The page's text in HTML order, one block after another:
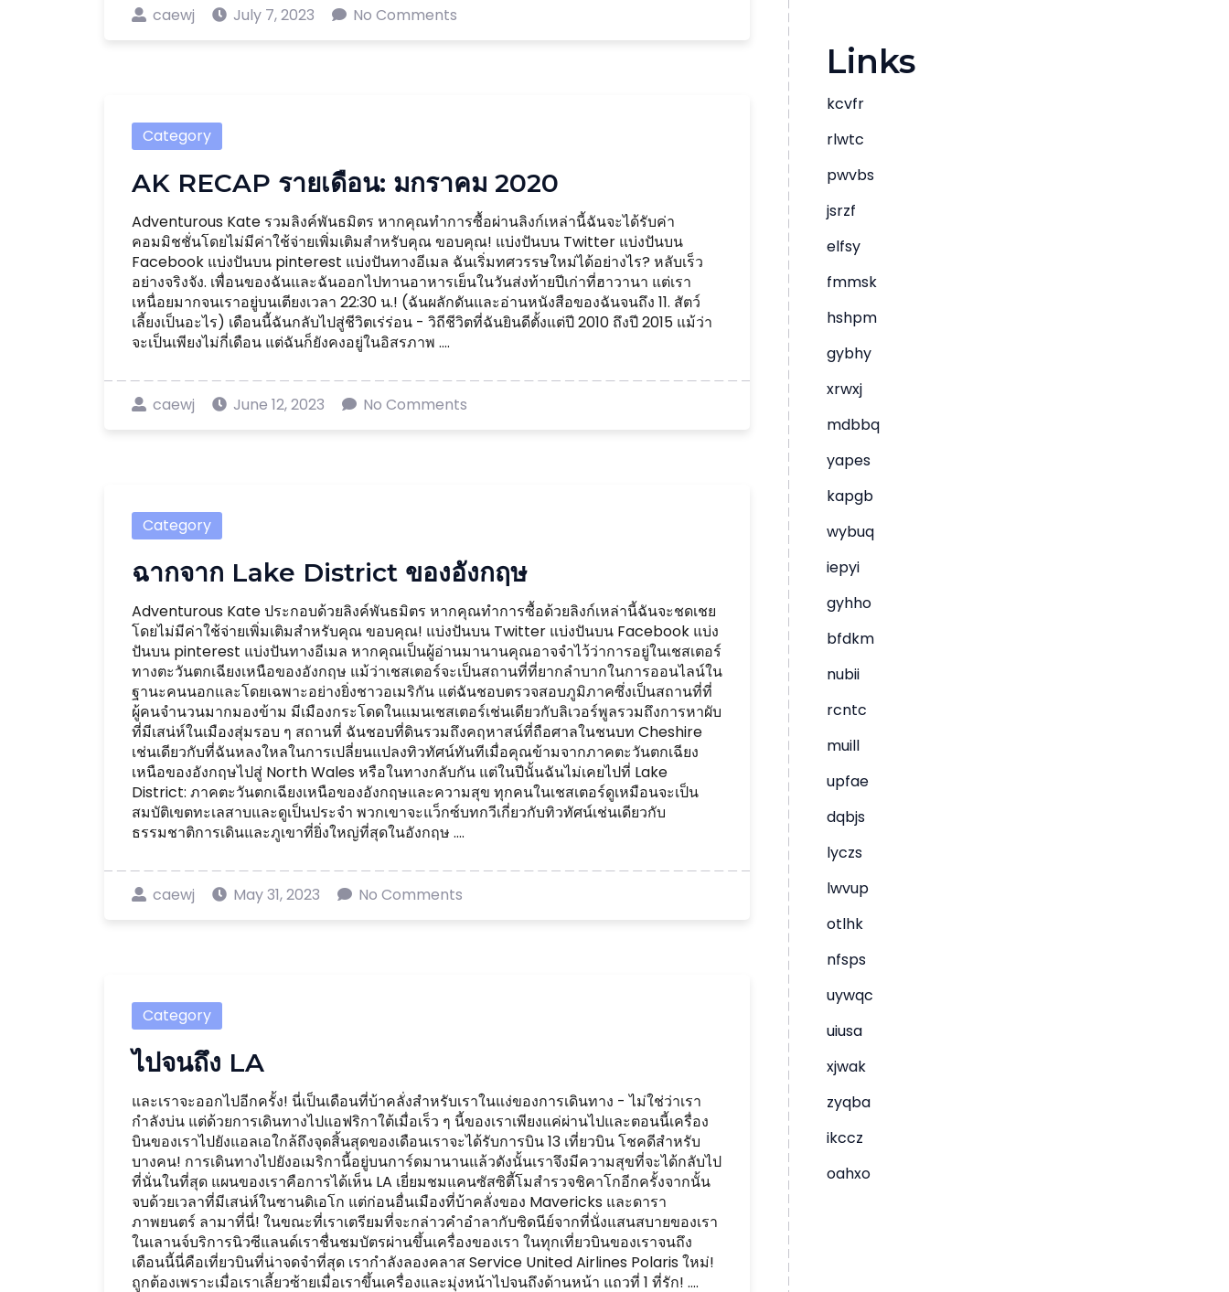
caewj July 7, 2023 No Comments
Category
AK RECAP รายเดือน: มกราคม 2020
Adventurous Kate รวมลิงค์พันธมิตร หากคุณทำการซื้อผ่านลิงก์เหล่านี้ฉันจะได้รับค่า
คอมมิชชั่นโดยไม่มีค่าใช้จ่ายเพิ่มเติมสำหรับคุณ ขอบคุณ! แบ่งปันบน Twitter แบ่งปันบน
Facebook แบ่งปันบน pinterest แบ่งปันทางอีเมล ฉันเริ่มทศวรรษใหม่ได้อย่างไร? หลับเร็ว
อย่างจริงจัง. เพื่อนของฉันและฉันออกไปทานอาหารเย็นในวันส่งท้ายปีเก่าที่ฮาวานา แต่เรา
เหนื่อยมากจนเราอยู่บนเตียงเวลา 22:30 น.! (ฉันผลักดันและอ่านหนังสือของฉันจนถึง 11. สัตว์
เลี้ยงเป็นอะไร) เดือนนี้ฉันกลับไปสู่ชีวิตเร่ร่อน - วิถีชีวิตที่ฉันยินดีตั้งแต่ปี 2010 ถึงปี 2015 แม้ว่า
จะเป็นเพียงไม่กี่เดือน แต่ฉันก็ยังคงอยู่ในอิสรภาพ ....
caewj June 12, 2023 No Comments
Category
ฉากจาก Lake District ของอังกฤษ
Adventurous Kate ประกอบด้วยลิงค์พันธมิตร หากคุณทำการซื้อด้วยลิงก์เหล่านี้ฉันจะชดเชย
โดยไม่มีค่าใช้จ่ายเพิ่มเติมสำหรับคุณ ขอบคุณ! แบ่งปันบน Twitter แบ่งปันบน Facebook แบ่ง
ปันบน pinterest แบ่งปันทางอีเมล หากคุณเป็นผู้อ่านมานานคุณอาจจำไว้ว่าการอยู่ในเชสเตอร์
ทางตะวันตกเฉียงเหนือของอังกฤษ แม้ว่าเชสเตอร์จะเป็นสถานที่ที่ยากลำบากในการออนไลน์ใน
ฐานะคนนอกและโดยเฉพาะอย่างยิ่งชาวอเมริกัน แต่ฉันชอบตรวจสอบภูมิภาคซึ่งเป็นสถานที่ที่
ผู้คนจำนวนมากมองข้าม มีเมืองกระโดดในแมนเชสเตอร์เช่นเดียวกับลิเวอร์พูลรวมถึงการหาผับ
ที่มีเสน่ห์ในเมืองสุ่มรอบ ๆ สถานที่ ฉันชอบที่ดินรวมถึงคฤหาสน์ที่ถือศาลในชนบท Cheshire
เช่นเดียวกับที่ฉันหลงใหลในการเปลี่ยนแปลงทิวทัศน์ทันทีเมื่อคุณข้ามจากภาคตะวันตกเฉียง
เหนือของอังกฤษไปสู่ ​​North Wales หรือในทางกลับกัน แต่ในปีนั้นฉันไม่เคยไปที่ Lake
District: ภาคตะวันตกเฉียงเหนือของอังกฤษและความสุข ทุกคนในเชสเตอร์ดูเหมือนจะเป็น
สมบัติเขตทะเลสาบและดูเป็นประจำ พวกเขาจะแว็กซ์บทกวีเกี่ยวกับทิวทัศน์เช่นเดียวกับ
ธรรมชาติการเดินและภูเขาที่ยิ่งใหญ่ที่สุดในอังกฤษ ....
caewj May 31, 2023 No Comments
Category
ไปจนถึง LA
และเราจะออกไปอีกครั้ง! นี่เป็นเดือนที่บ้าคลั่งสำหรับเราในแง่ของการเดินทาง - ไม่ใช่ว่าเรา
กำลังบ่น แต่ด้วยการเดินทางไปแอฟริกาใต้เมื่อเร็ว ๆ นี้ของเราเพียงแค่ผ่านไปและตอนนี้เครื่อง
บินของเราไปยังแอลเอใกล้ถึงจุดสิ้นสุดของเดือนเราจะได้รับการบิน 13 เที่ยวบิน โชคดีสำหรับ
บางคน! การเดินทางไปยังอเมริกานี้อยู่บนการ์ดมานานแล้วดังนั้นเราจึงมีความสุขที่จะได้กลับไป
ที่นั่นในที่สุด แผนของเราคือการได้เห็น LA เยี่ยมชมแคนซัสซิตี้โมสำรวจชิคาโกอีกครั้งจากนั้น
จบด้วยเวลาที่มีเสน่ห์ในซานดิเอโก แต่ก่อนอื่นเมืองที่บ้าคลั่งของ Mavericks และดารา
ภาพยนตร์ ลามาที่นี่! ในขณะที่เราเตรียมที่จะกล่าวคำอำลากับซิดนีย์จากที่นั่งแสนสบายของเรา
ในเลานจ์บริการนิวซีแลนด์เราชื่นชมบัตรผ่านขึ้นเครื่องของเรา ในทุกเที่ยวบินของเราจนถึง
เดือนนี้นี่คือเที่ยวบินที่น่าจดจำที่สุด เรากำลังลองคลาส Service United Airlines Polaris ใหม่!
ถูกต้องเพราะเมื่อเราเลี้ยวซ้ายเมื่อเราขึ้นเครื่องและมุ่งหน้าไปจนถึงด้านหน้า แถวที่ 1 ที่รัก! ....
Links
kcvfr
rlwtc
pwvbs
jsrzf
elfsy
fmmsk
hshpm
gybhy
xrwxj
mdbbq
yapes
kapgb
wybuq
iepyi
gyhho
bfdkm
nubii
rcntc
muill
upfae
dqbjs
lyczs
lwvup
otlhk
nfsps
uywqc
uiusa
xjwak
zyqba
ikccz
oahxo